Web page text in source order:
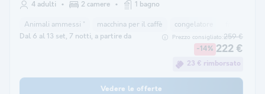
4 adulti 2 camere 1 bagno
Animali ammessi * macchina per il caffè congelatore
Dal 6 al 13 set, 7 notti, a partire da Prezzo consigliato:259 €
-14% 222 €
23 € rimborsato
Vedere le offerte